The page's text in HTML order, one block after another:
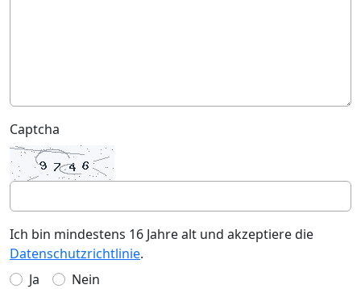
Captcha
Ich bin mindestens 16 Jahre alt und akzeptiere die
Datenschutzrichtlinie.
Ja
Nein